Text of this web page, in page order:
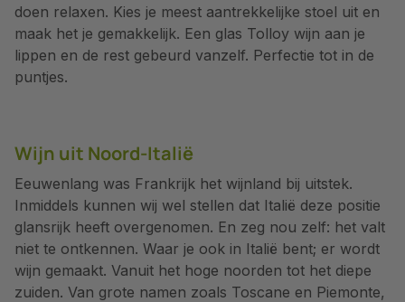
doen relaxen. Kies je meest aantrekkelijke stoel uit en
maak het je gemakkelijk. Een glas Tolloy wijn aan je
lippen en de rest gebeurd vanzelf. Perfectie tot in de
puntjes.
Wijn uit Noord-Italië
Eeuwenlang was Frankrijk het wijnland bij uitstek.
Inmiddels kunnen wij wel stellen dat Italië deze positie
glansrijk heeft overgenomen. En zeg nou zelf: het valt
niet te ontkennen. Waar je ook in Italië bent; er wordt
wijn gemaakt. Vanuit het hoge noorden tot het diepe
zuiden. Van grote namen zoals Toscane en Piemonte,